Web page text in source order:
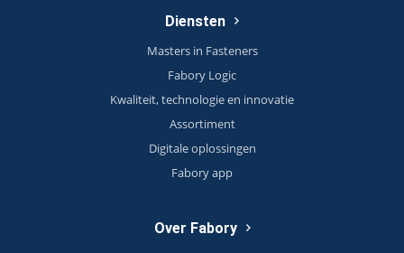
Diensten
Masters in Fasteners
Fabory Logic
Kwaliteit, technologie en innovatie
Assortiment
Digitale oplossingen
Fabory app
Over Fabory